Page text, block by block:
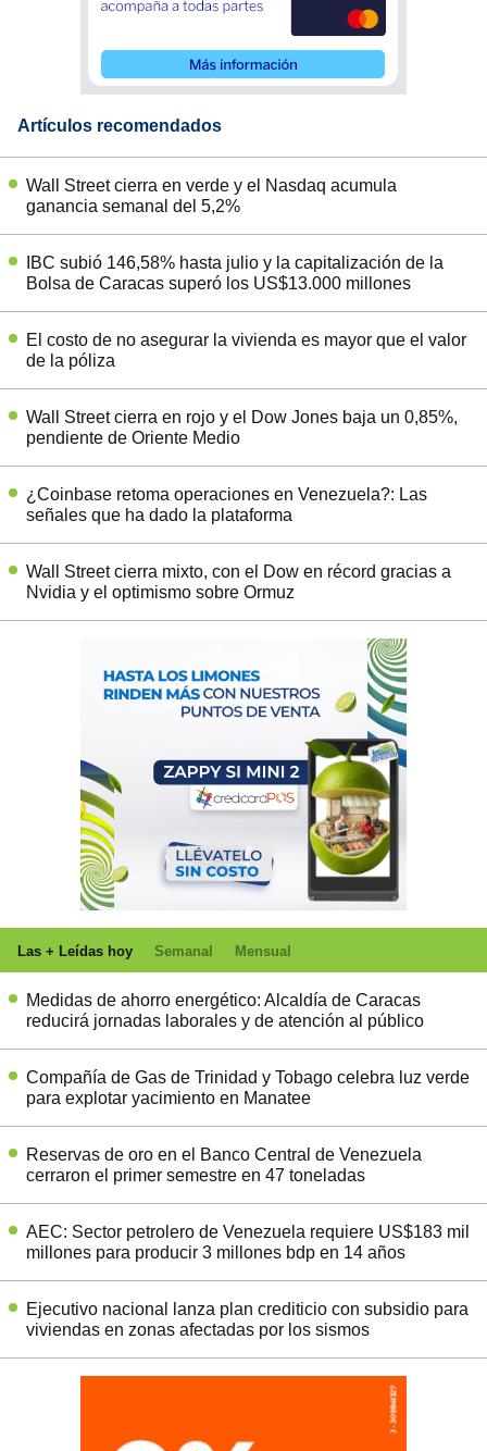
Artículos recomendados
Wall Street cierra en verde y el Nasdaq acumula
ganancia semanal del 5,2%
IBC subió 146,58% hasta julio y la capitalización de la
Bolsa de Caracas superó los US$13.000 millones
El costo de no asegurar la vivienda es mayor que el valor
de la póliza
Wall Street cierra en rojo y el Dow Jones baja un 0,85%,
pendiente de Oriente Medio
¿Coinbase retoma operaciones en Venezuela?: Las
señales que ha dado la plataforma
Wall Street cierra mixto, con el Dow en récord gracias a
Nvidia y el optimismo sobre Ormuz
Las + Leídas hoy Semanal Mensual
Medidas de ahorro energético: Alcaldía de Caracas
reducirá jornadas laborales y de atención al público
Compañía de Gas de Trinidad y Tobago celebra luz verde
para explotar yacimiento en Manatee
Reservas de oro en el Banco Central de Venezuela
cerraron el primer semestre en 47 toneladas
AEC: Sector petrolero de Venezuela requiere US$183 mil
millones para producir 3 millones bdp en 14 años
Ejecutivo nacional lanza plan crediticio con subsidio para
viviendas en zonas afectadas por los sismos